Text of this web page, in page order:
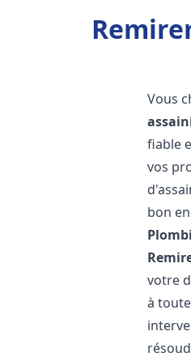
Vous
fiable
vos
bon
votre
à